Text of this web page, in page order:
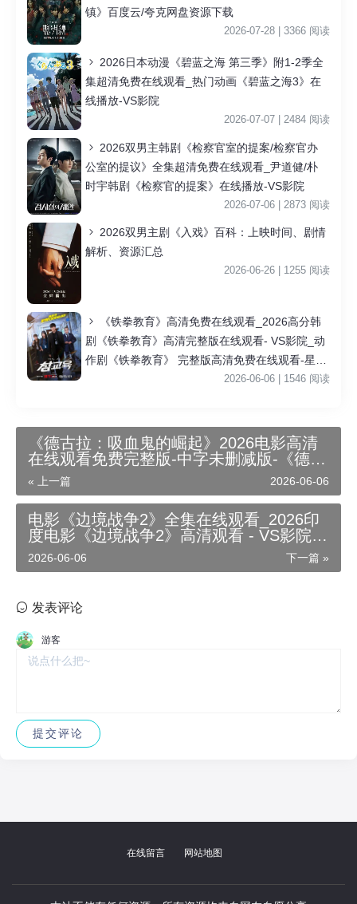
镇》百度云/夸克网盘资源下载
2026-07-28 | 3366 阅读
2026日本动漫《碧蓝之海 第三季》附1-2季全
集超清免费在线观看_热门动画《碧蓝之海3》在
线播放-VS影院
2026-07-07 | 2484 阅读
2026双男主韩剧《检察官室的提案/检察官办
公室的提议》全集超清免费在线观看_尹道健/朴
时宇韩剧《检察官的提案》在线播放-VS影院
2026-07-06 | 2873 阅读
2026双男主剧《入戏》百科：上映时间、剧情
解析、资源汇总
2026-06-26 | 1255 阅读
《铁拳教育》高清免费在线观看_2026高分韩
剧《铁拳教育》高清完整版在线观看- VS影院_动
作剧《铁拳教育》 完整版高清免费在线观看-星空
影院李星民主演《铁拳教育》无广告_VS影视
2026-06-06 | 1546 阅读
《德古拉：吸血鬼的崛起》2026电影高清
在线观看免费完整版-中字未删减版-《德古
拉吸血鬼的崛起》高清完整版电影在线播
放-德古拉吸血鬼的崛起英国恐怖电影
« 上一篇 2026-06-06
电影《边境战争2》全集在线观看_2026印
度电影《边境战争2》高清观看 - VS影院动
作电影《边境战争2》2026印度电影
下一篇 »
2026-06-06
发表评论
游客
在线留言 网站地图